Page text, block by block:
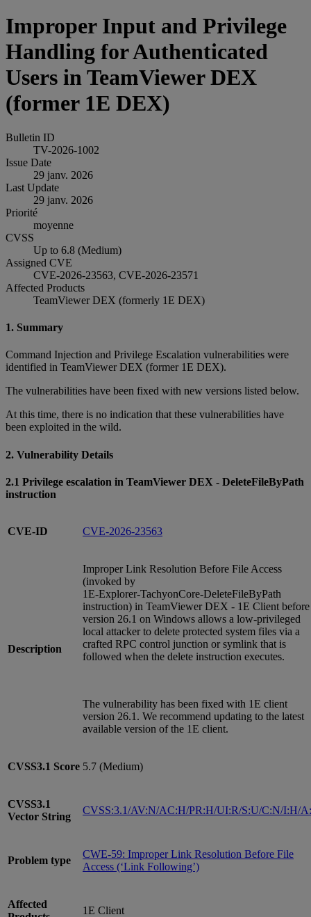
Improper Input and Privilege
Handling for Authenticated
Users in TeamViewer DEX
(former 1E DEX)
Bulletin ID
TV-2026-1002
Issue Date
29 janv. 2026
Last Update
29 janv. 2026
Priorité
moyenne
CVSS
Up to 6.8 (Medium)
Assigned CVE
CVE-2026-23563, CVE-2026-23571
Affected Products
TeamViewer DEX (formerly 1E DEX)
1. Summary
Command Injection and Privilege Escalation vulnerabilities were
identified in TeamViewer DEX (former 1E DEX).
The vulnerabilities have been fixed with new versions listed below.
At this time, there is no indication that these vulnerabilities have
been exploited in the wild.
2. Vulnerability Details
2.1 Privilege escalation in TeamViewer DEX - DeleteFileByPath
instruction
CVE-ID CVE-2026-23563
Description
Improper Link Resolution Before File Access
(invoked by
1E‑Explorer‑TachyonCore‑DeleteFileByPath
instruction) in TeamViewer DEX - 1E Client before
version 26.1 on Windows allows a low‑privileged
local attacker to delete protected system files via a
crafted RPC control junction or symlink that is
followed when the delete instruction executes.
The vulnerability has been fixed with 1E client
version 26.1. We recommend updating to the latest
available version of the 1E client.
CVSS3.1 Score 5.7 (Medium)
CVSS3.1
Vector String
CVSS:3.1/AV:N/AC:H/PR:H/UI:R/S:U/C:N/I:H/
Problem type
CWE-59: Improper Link Resolution Before File
Access (‘Link Following’)
Affected
1E Client